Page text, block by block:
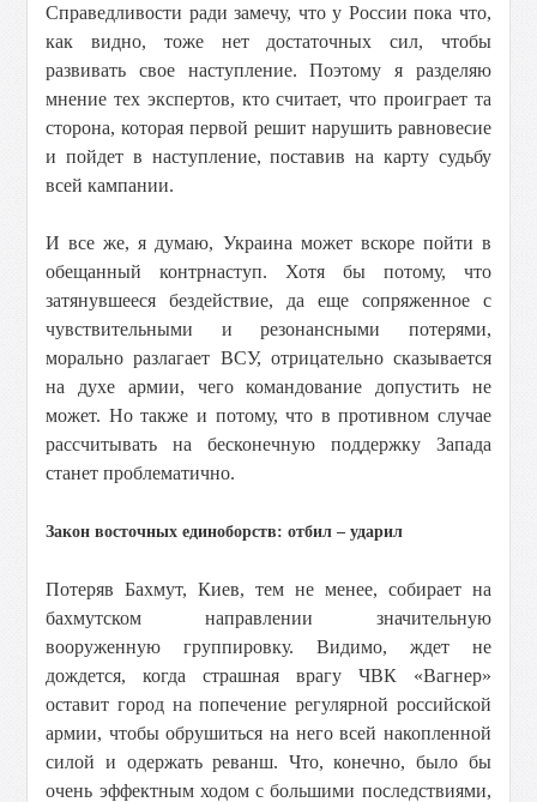
Справедливости ради замечу, что у России пока что,
как видно, тоже нет достаточных сил, чтобы
развивать свое наступление. Поэтому я разделяю
мнение тех экспертов, кто считает, что проиграет та
сторона, которая первой решит нарушить равновесие
и пойдет в наступление, поставив на карту судьбу
всей кампании.
И все же, я думаю, Украина может вскоре пойти в
обещанный контрнаступ. Хотя бы потому, что
затянувшееся бездействие, да еще сопряженное с
чувствительными и резонансными потерями,
морально разлагает ВСУ, отрицательно сказывается
на духе армии, чего командование допустить не
может. Но также и потому, что в противном случае
рассчитывать на бесконечную поддержку Запада
станет проблематично.
Закон восточных единоборств: отбил – ударил
Потеряв Бахмут, Киев, тем не менее, собирает на
бахмутском направлении значительную
вооруженную группировку. Видимо, ждет не
дождется, когда страшная врагу ЧВК «Вагнер»
оставит город на попечение регулярной российской
армии, чтобы обрушиться на него всей накопленной
силой и одержать реванш. Что, конечно, было бы
очень эффектным ходом с большими последствиями,